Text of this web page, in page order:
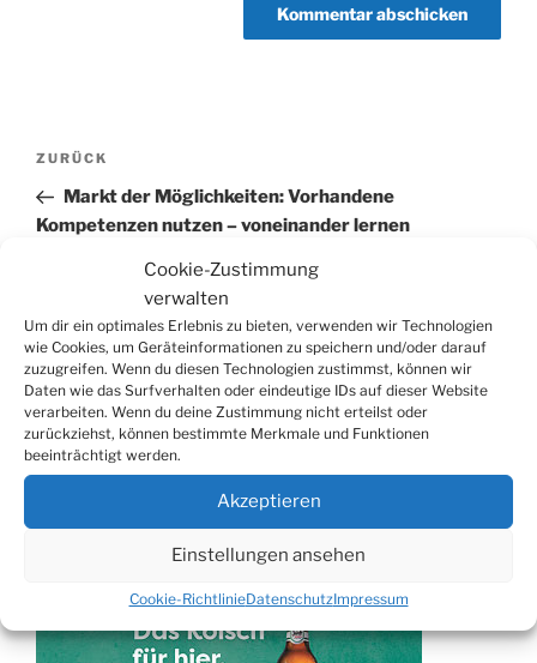
Cookie-Zustimmung
verwalten
Um dir ein optimales Erlebnis zu bieten, verwenden wir Technologien
wie Cookies, um Geräteinformationen zu speichern und/oder darauf
zuzugreifen. Wenn du diesen Technologien zustimmst, können wir
Daten wie das Surfverhalten oder eindeutige IDs auf dieser Website
verarbeiten. Wenn du deine Zustimmung nicht erteilst oder
zurückziehst, können bestimmte Merkmale und Funktionen
beeinträchtigt werden.
Akzeptieren
Einstellungen ansehen
Cookie-RichtlinieDatenschutzImpressum
Beitragsnavigation
Vorheriger
Beitrag
ZURÜCK
Markt der Möglichkeiten: Vorhandene
Kompetenzen nutzen – voneinander lernen
Einbruch gescheitert
Suchen
nach: